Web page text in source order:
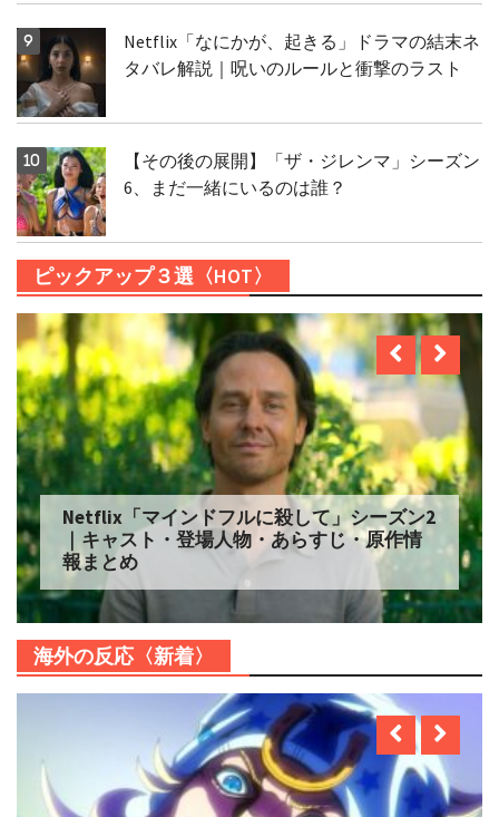
Netflix「なにかが、起きる」ドラマの結末ネ
タバレ解説｜呪いのルールと衝撃のラスト
【その後の展開】「ザ・ジレンマ」シーズン
6、まだ一緒にいるのは誰？
ピックアップ３選〈HOT〉
Netflix「マインドフルに殺して」シーズン2
｜キャスト・登場人物・あらすじ・原作情
報まとめ
海外の反応〈新着〉